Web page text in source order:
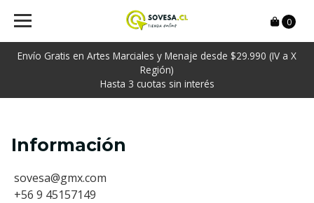
Envío Gratis en Artes Marciales y Menaje desde $29.990 (IV a X
Región)
Hasta 3 cuotas sin interés
0
Información
sovesa@gmx.com
+56 9 45157149